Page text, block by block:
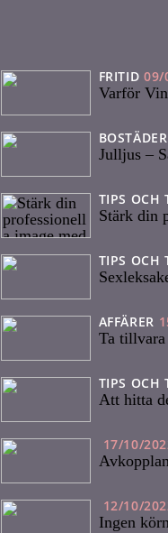
FRITID 09/
Varför
BOSTÄDER
Julljus –
TIPS OCH
Stärk din
TIPS OCH
AFFÄRER
Ta tillvara
TIPS OCH
Att hitta
17/10/
12/10/
Ingen